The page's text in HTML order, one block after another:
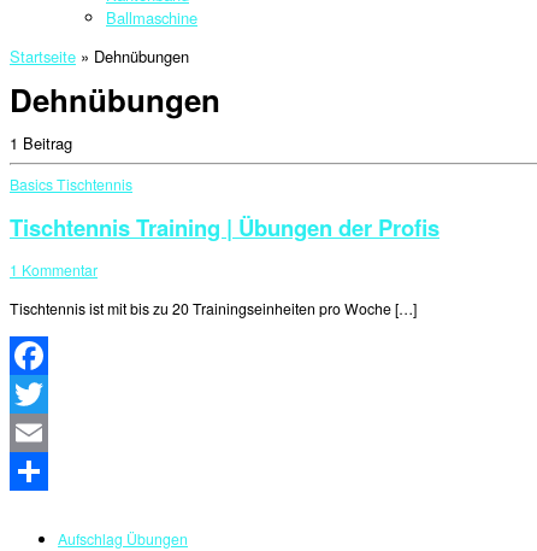
Ballmaschine
Startseite » Dehnübungen
Dehnübungen
1 Beitrag
BasicsTischtennis
Tischtennis Training | Übungen der Profis
1 Kommentar
Tischtennis ist mit bis zu 20 Trainingseinheiten pro Woche […]
Facebook
Twitter
Email
Aufschlag Übungen